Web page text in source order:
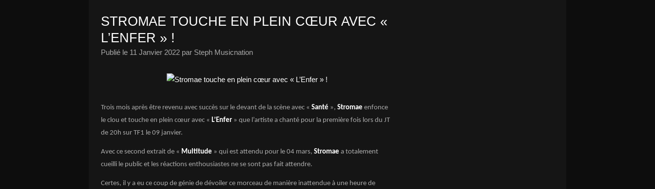
STROMAE TOUCHE EN PLEIN CŒUR AVEC «
L’ENFER » !
Publié le 11 Janvier 2022 par Steph Musicnation
Trois mois après être revenu avec succès sur le devant de la scène avec « Santé », Stromae enfonce
le clou et touche en plein cœur avec « L’Enfer » que l’artiste a chanté pour la première fois lors du JT
de 20h sur TF1 le 09 janvier.
Avec ce second extrait de « Multitude » qui est attendu pour le 04 mars, Stromae a totalement
cueilli le public et les réactions enthousiastes ne se sont pas fait attendre.
Certes, il y a eu ce coup de génie de dévoiler ce morceau de manière inattendue à une heure de